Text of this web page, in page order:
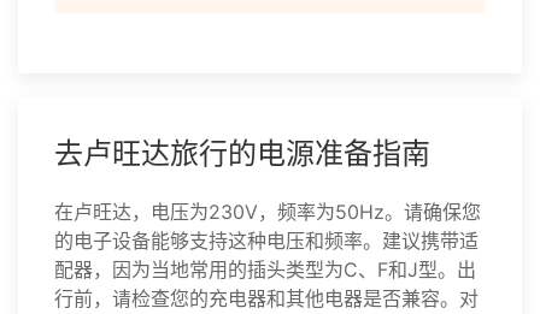
去卢旺达旅行的电源准备指南
在卢旺达，电压为230V，频率为50Hz。请确保您
的电子设备能够支持这种电压和频率。建议携带适
配器，因为当地常用的插头类型为C、F和J型。出
行前，请检查您的充电器和其他电器是否兼容。对